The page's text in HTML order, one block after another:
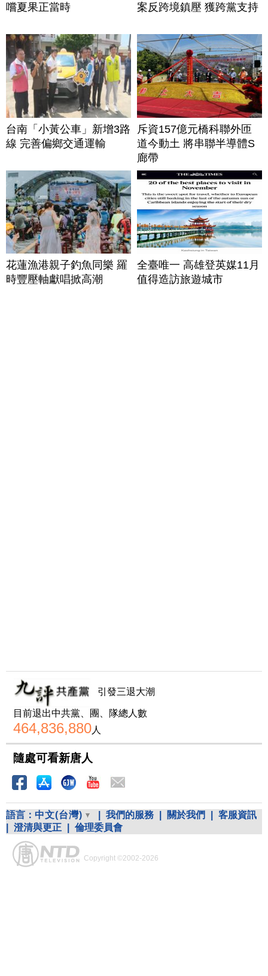
嚐夏果正當時
案反跨境鎮壓 獲跨黨支持
台南「小黃公車」新增3路
線 完善偏鄉交通運輸
斥資157億元橋科聯外匝
道今動土 將串聯半導體S
廊帶
花蓮漁港親子釣魚同樂 羅
時豐壓軸獻唱掀高潮
全臺唯一 高雄登英媒11月
值得造訪旅遊城市
引發三退大潮
目前退出中共黨、團、隊總人數
464,836,880人
隨處可看新唐人
語言： 中文(台灣) 我們的服務 關於我們
客服資訊
澄清與更正 倫理委員會
Copyright ©2002-2026